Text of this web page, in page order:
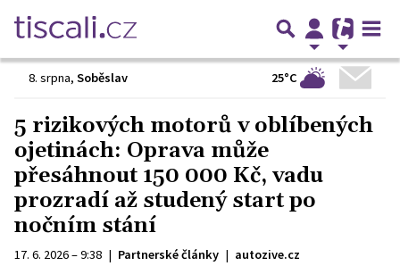
8. srpna, Soběslav 25°C
5 rizikových motorů v oblíbených
ojetinách: Oprava může
přesáhnout 150 000 Kč, vadu
prozradí až studený start po
nočním stání
17. 6. 2026 – 9:38 | Partnerské články | autozive.cz